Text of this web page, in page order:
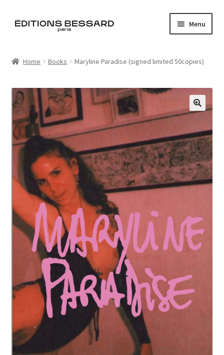
Skip
Skip
Menu
Bespoke
Zine
L’Imperiale
Artistes
Blog
Home Books Maryline Paradise (signed limited 50copies)
🔍